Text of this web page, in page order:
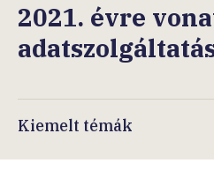
2021. évre
Kiemelt témák